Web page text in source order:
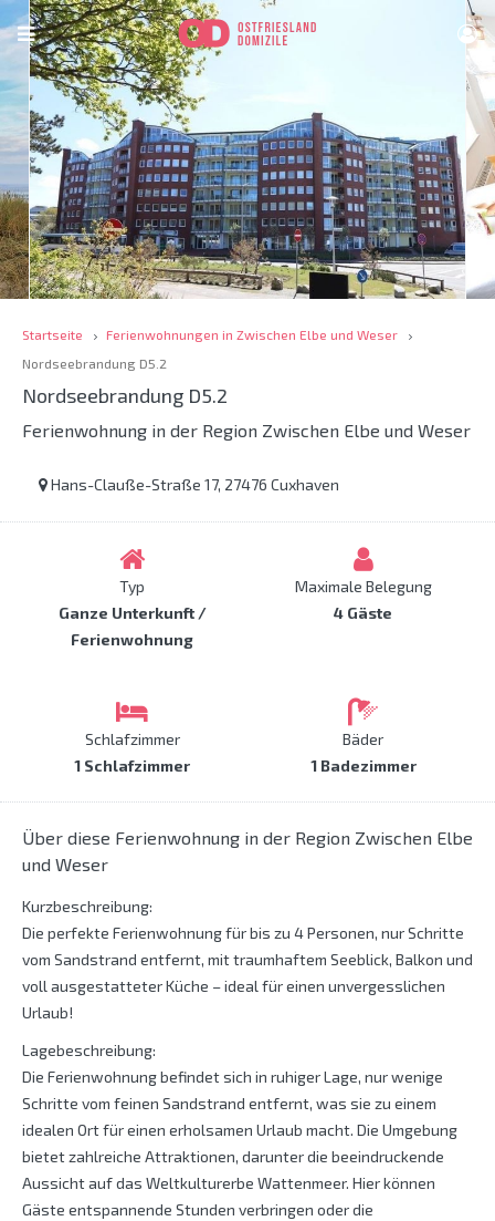
Startseite
Ferienwohnungen in Zwischen Elbe und Weser
Nordseebrandung D5.2
Nordseebrandung D5.2
Ferienwohnung in der Region Zwischen Elbe und Weser
Hans-Clauße-Straße 17, 27476 Cuxhaven
Typ
Ganze Unterkunft /
Ferienwohnung
Maximale Belegung
4 Gäste
Schlafzimmer
1 Schlafzimmer
Bäder
1 Badezimmer
Über diese Ferienwohnung in der Region Zwischen Elbe
und Weser
Kurzbeschreibung:
Die perfekte Ferienwohnung für bis zu 4 Personen, nur Schritte
vom Sandstrand entfernt, mit traumhaftem Seeblick, Balkon und
voll ausgestatteter Küche – ideal für einen unvergesslichen
Urlaub!
Lagebeschreibung:
Die Ferienwohnung befindet sich in ruhiger Lage, nur wenige
Schritte vom feinen Sandstrand entfernt, was sie zu einem
idealen Ort für einen erholsamen Urlaub macht. Die Umgebung
bietet zahlreiche Attraktionen, darunter die beeindruckende
Aussicht auf das Weltkulturerbe Wattenmeer. Hier können
Gäste entspannende Stunden verbringen oder die